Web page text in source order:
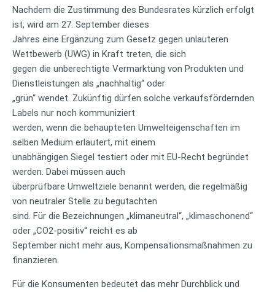
Nachdem die Zustimmung des Bundesrates kürzlich erfolgt
ist, wird am 27. September dieses
Jahres eine Ergänzung zum Gesetz gegen unlauteren
Wettbewerb (UWG) in Kraft treten, die sich
gegen die unberechtigte Vermarktung von Produkten und
Dienstleistungen als „nachhaltig“ oder
„grün“ wendet. Zukünftig dürfen solche verkaufsfördernden
Labels nur noch kommuniziert
werden, wenn die behaupteten Umwelteigenschaften im
selben Medium erläutert, mit einem
unabhängigen Siegel testiert oder mit EU-Recht begründet
werden. Dabei müssen auch
überprüfbare Umweltziele benannt werden, die regelmäßig
von neutraler Stelle zu begutachten
sind. Für die Bezeichnungen „klimaneutral“, „klimaschonend“
oder „CO2-positiv“ reicht es ab
September nicht mehr aus, Kompensationsmaßnahmen zu
finanzieren.
Für die Konsumenten bedeutet das mehr Durchblick und